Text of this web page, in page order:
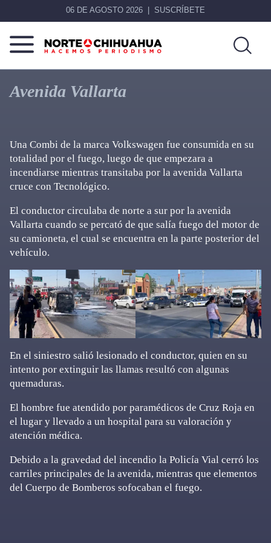
06 DE AGOSTO 2026 SUSCRÍBETE
Norte
De
Chihuahua
Más
que
noticias,
Avenida Vallarta
Una Combi de la marca Volkswagen fue consumida en su
totalidad por el fuego, luego de que empezara a
incendiarse mientras transitaba por la avenida Vallarta
cruce con Tecnológico.
El conductor circulaba de norte a sur por la avenida
Vallarta cuando se percató de que salía fuego del motor de
su camioneta, el cual se encuentra en la parte posterior del
vehículo.
En el siniestro salió lesionado el conductor, quien en su
intento por extinguir las llamas resultó con algunas
quemaduras.
El hombre fue atendido por paramédicos de Cruz Roja en
el lugar y llevado a un hospital para su valoración y
atención médica.
Debido a la gravedad del incendio la Policía Vial cerró los
carriles principales de la avenida, mientras que elementos
del Cuerpo de Bomberos sofocaban el fuego.